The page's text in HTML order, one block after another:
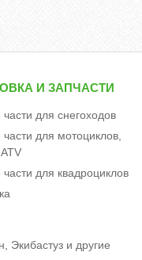
И ЗАПЧАСТИ
для снегоходов
для мотоциклов,
для квадроциклов
Экибастуз и другие